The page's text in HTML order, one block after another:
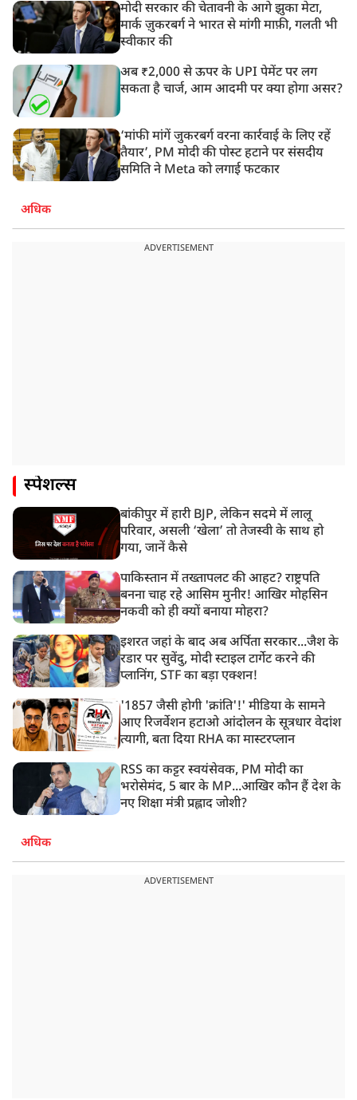
मोदी सरकार की चेतावनी के आगे झुका मेटा,
मार्क ज़ुकरबर्ग ने भारत से मांगी माफ़ी, गलती भी
स्वीकार की
अब ₹2,000 से ऊपर के UPI पेमेंट पर लग
सकता है चार्ज, आम आदमी पर क्या होगा असर?
‘मांफी मांगें जुकरबर्ग वरना कार्रवाई के लिए रहें
तैयार’, PM मोदी की पोस्ट हटाने पर संसदीय
समिति ने Meta को लगाई फटकार
अधिक
ADVERTISEMENT
स्पेशल्स
बांकीपुर में हारी BJP, लेकिन सदमे में लालू
परिवार, असली ‘खेला’ तो तेजस्वी के साथ हो
गया, जानें कैसे
पाकिस्तान में तख्तापलट की आहट? राष्ट्रपति
बनना चाह रहे आसिम मुनीर! आखिर मोहसिन
नकवी को ही क्यों बनाया मोहरा?
इशरत जहां के बाद अब अर्पिता सरकार...जैश के
रडार पर सुवेंदु, मोदी स्टाइल टार्गेट करने की
प्लानिंग, STF का बड़ा एक्शन!
'1857 जैसी होगी 'क्रांति'!' मीडिया के सामने
आए रिजर्वेशन हटाओ आंदोलन के सूत्रधार वेदांश
त्यागी, बता दिया RHA का मास्टरप्लान
RSS का कट्टर स्वयंसेवक, PM मोदी का
भरोसेमंद, 5 बार के MP...आखिर कौन हैं देश के
नए शिक्षा मंत्री प्रह्लाद जोशी?
अधिक
ADVERTISEMENT